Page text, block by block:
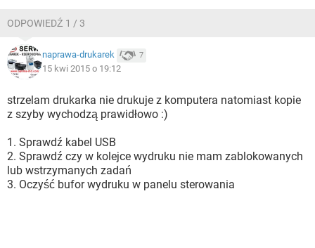
ODPOWIEDŹ 1 / 3
naprawa-drukarek 7
15 kwi 2015 o 19:12
strzelam drukarka nie drukuje z komputera natomiast kopie
z szyby wychodzą prawidłowo :)
1. Sprawdź kabel USB
2. Sprawdź czy w kolejce wydruku nie mam zablokowanych
lub wstrzymanych zadań
3. Oczyść bufor wydruku w panelu sterowania